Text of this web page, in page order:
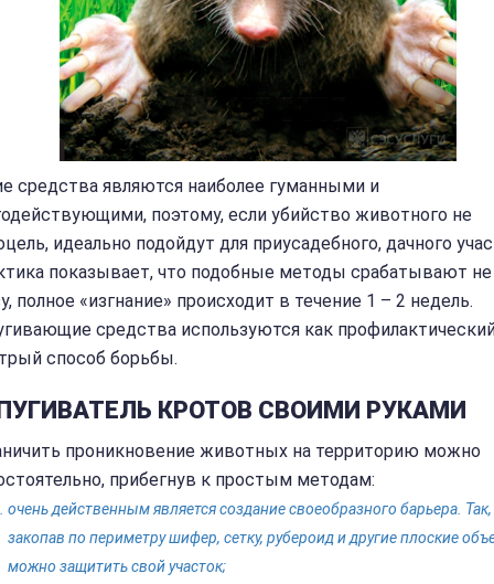
средства являются наиболее гуманными и
поэтому, если убийство животного не
идеально подойдут для приусадебного, дачного
показывает, что подобные методы срабатывают не
полное «изгнание» происходит в течение 1 – 2 недель.
средства используются как
способ борьбы.
КРОТОВ СВОИМИ РУКАМИ
проникновение животных на территорию можно
прибегнув к простым методам:
очень действенным является создание своеобразного барьера. Так,
закопав по периметру шифер, сетку, рубероид и другие плоские
можно защитить свой участок;